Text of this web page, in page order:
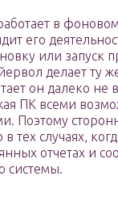
в
его
или запуск
делает ту
он далеко не
ПК всеми
Поэтому
тех случаях,
отчетах и
системы.